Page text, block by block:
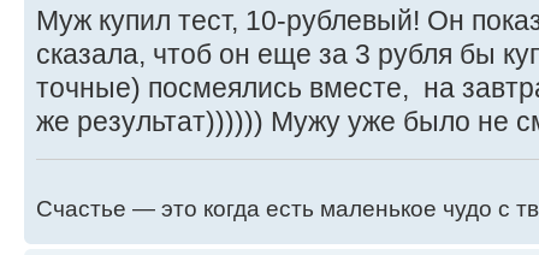
Муж купил тест, 10-рублевый! Он
сказала, чтоб он еще за 3 рубля бы
точные) посмеялись вместе, на
же результат)))))) Мужу уже было не
Счастье — это когда есть маленькое чудо с